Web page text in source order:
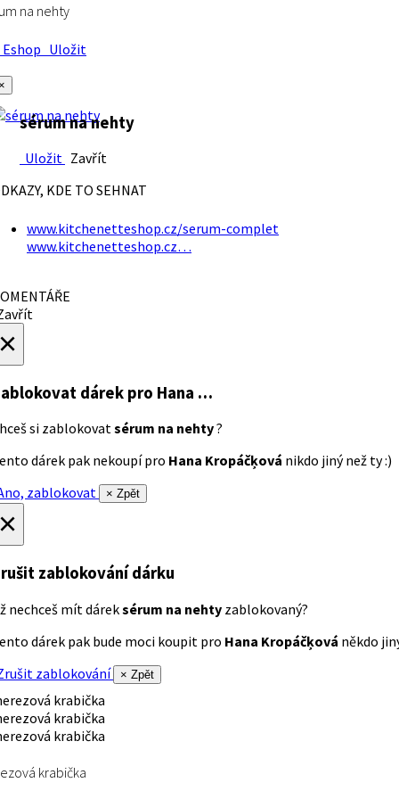
na nehty
Uložit
sérum na nehty
Uložit Zavřít
KDE TO SEHNAT
www.kitchenetteshop.cz/serum-complet
www.kitchenetteshop.cz…
dárek pro Hana …
si zablokovatsérum na nehty?
dárek pak nekoupí pro Hana Kropáčķová nikdo jiný než ty :)
zablokovat
× Zpět
zablokování dárku
nechceš mít dáreksérum na nehty zablokovaný?
dárek pak bude moci koupit pro Hana Kropáčķová někdo
zablokování
× Zpět
krabička